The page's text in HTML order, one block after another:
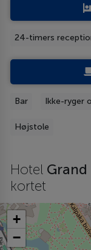
24-timers
Bar Ikke-ryger
Højstole
Hotel Grand
kortet
+
−